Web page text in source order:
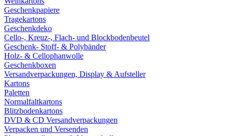
Geschenkpapiere
Tragekartons
Geschenkdeko
Cello-, Kreuz-, Flach- und Blockbodenbeutel
Geschenk- Stoff- & Polybänder
Holz- & Cellophanwolle
Geschenkboxen
Versandverpackungen, Display & Aufsteller
Kartons
Paletten
Normalfaltkartons
Blitzbodenkartons
DVD & CD Versandverpackungen
Verpacken und Versenden